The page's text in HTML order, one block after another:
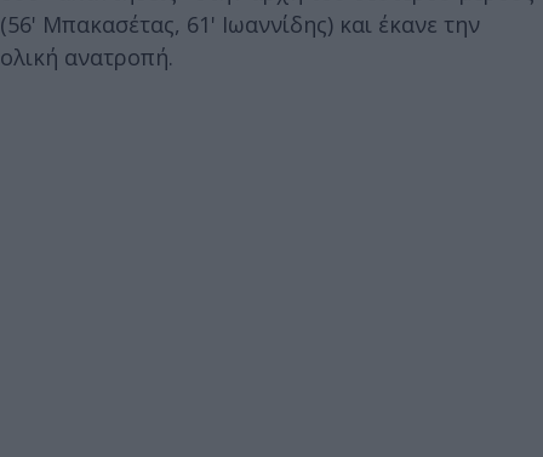
(56' Μπακασέτας, 61' Ιωαννίδης) και έκανε την
ολική ανατροπή.